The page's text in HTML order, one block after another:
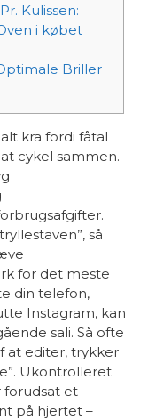
Kulissen:
i købet
Briller
kra fordi fåtal
cykel sammen.
så
for det meste
din telefon,
Instagram, kan
sali. Så ofte
at editer, trykker
Ukontrolleret
forudsat et
på hjertet –